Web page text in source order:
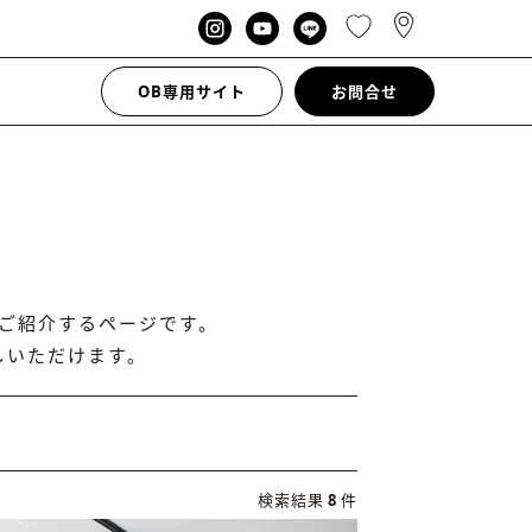
OB専用サイト お問合せ
介するページです。
ただけます。
検索結果 8 件